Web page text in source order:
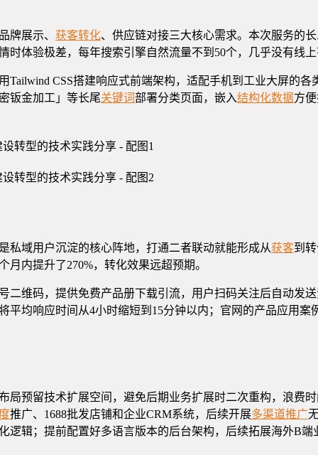
牌展示、 获客转化、供应链对接三大核心需求。本次服务的
时体验极差，每年搜索引擎自然流量不到50个，几乎没有线
CSS搭建响应式前端架构，适配手机到工业大屏的
钣金加工」等长尾关键词部署分类页面，嵌入结构化数据方
私域用户沉淀的核心阵地，打通二者联动就能形成从获客到
内提升了270%，转化效果远超预期。
二维码，提供免费产品册下载引流，用户扫码关注后自动发
平均响应时间从4小时缩短到15分钟以内；官网的产品应用
局预留技术扩展空间，避免后期业务扩展时二次重构，浪费
推广、1688批发店铺和企业CRM系统，后续开展多渠道推广
逻辑；提前配置好多语言版本的后台架构，后续拓展海外B